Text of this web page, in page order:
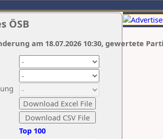
ÖSB
Top 100
am 18.07.2026 10:30, gewertete